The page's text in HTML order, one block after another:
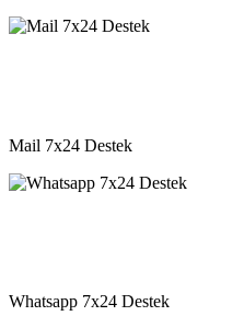
Mail 7x24 Destek
Whatsapp 7x24 Destek